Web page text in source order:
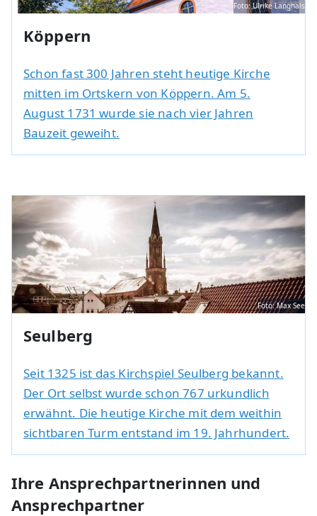
Foto: Ulrike Langhals
Köppern
Schon fast 300 Jahren steht heutige Kirche
mitten im Ortskern von Köppern. Am 5.
August 1731 wurde sie nach vier Jahren
Bauzeit geweiht.
Foto: Max See
Seulberg
Seit 1325 ist das Kirchspiel Seulberg bekannt.
Der Ort selbst wurde schon 767 urkundlich
erwähnt. Die heutige Kirche mit dem weithin
sichtbaren Turm entstand im 19. Jahrhundert.
Ihre Ansprechpartnerinnen und
Ansprechpartner